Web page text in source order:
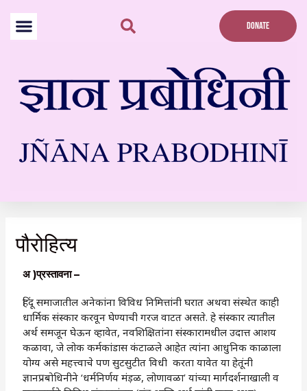
content
DONATE
पौरोहित्य
अ )प्रस्तावना –
हिंदू समाजातील अनेकांना विविध निमित्तांनी घरात अथवा संस्थेत काही
धार्मिक संस्कार करवून घेण्याची गरज वाटत असते. हे संस्कार त्यातील
अर्थ समजून घेऊन व्हावेत, नवशिक्षितांना संस्कारामधील उदात्त आशय
कळावा, जे लोक कर्मकांडास कंटाळले आहेत त्यांना आधुनिक काळाला
योग्य असे महत्त्वाचे पण सुटसुटीत विधी करता यावेत या हेतूंनी
ज्ञानप्रबोधिनीने ‘धर्मनिर्णय मंड़ळ, लोणावळा’ यांच्या मार्गदर्शनाखाली व